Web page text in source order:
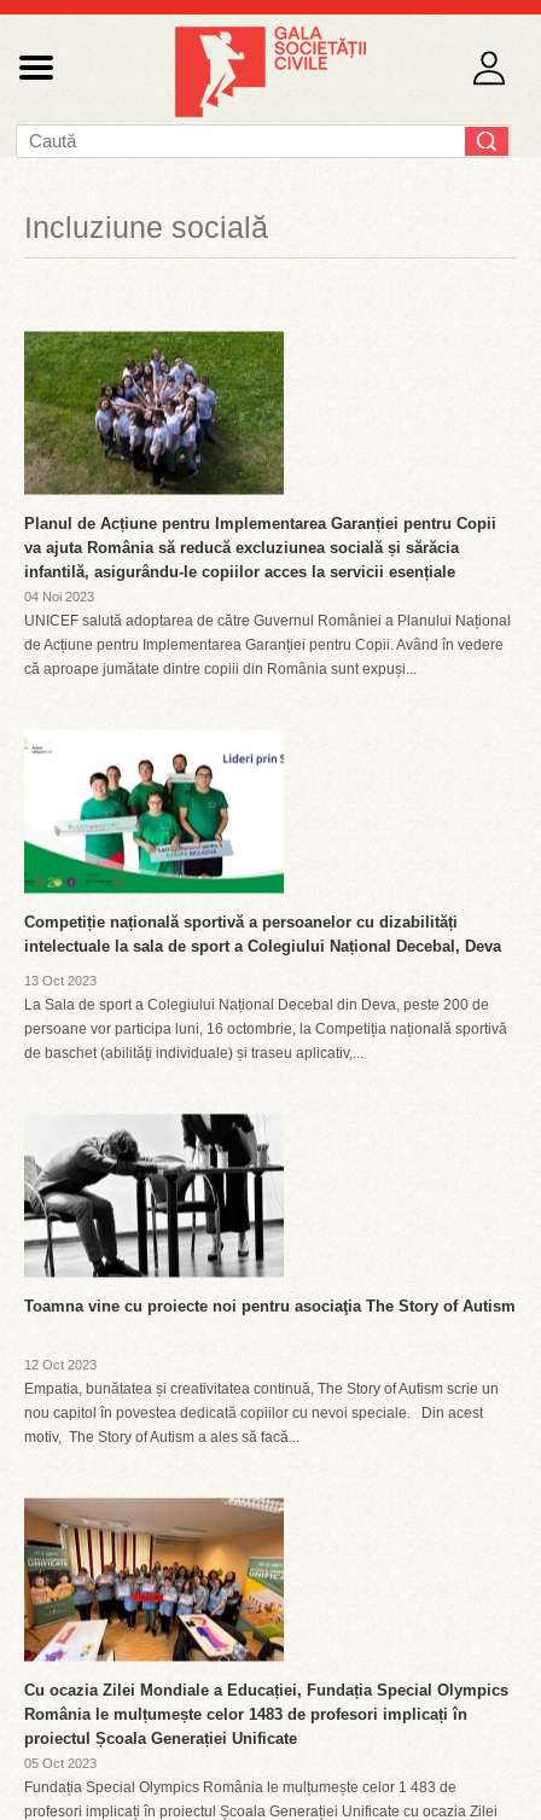
Incluziune socială
Planul de Acțiune pentru Implementarea Garanției pentru Copii
va ajuta România să reducă excluziunea socială și sărăcia
infantilă, asigurându-le copiilor acces la servicii esențiale
04 Noi 2023
UNICEF salută adoptarea de către Guvernul României a Planului Național
de Acțiune pentru Implementarea Garanției pentru Copii. Având în vedere
că aproape jumătate dintre copiii din România sunt expuși...
Competiție națională sportivă a persoanelor cu dizabilități
intelectuale la sala de sport a Colegiului Național Decebal, Deva
13 Oct 2023
La Sala de sport a Colegiului Național Decebal din Deva, peste 200 de
persoane vor participa luni, 16 octombrie, la Competiția națională sportivă
de baschet (abilități individuale) și traseu aplicativ,...
Toamna vine cu proiecte noi pentru asociaţia The Story of Autism
12 Oct 2023
Empatia, bunătatea și creativitatea continuă, The Story of Autism scrie un
nou capitol în povestea dedicată copiilor cu nevoi speciale. Din acest
motiv, The Story of Autism a ales să facă...
Cu ocazia Zilei Mondiale a Educației, Fundația Special Olympics
România le mulțumește celor 1483 de profesori implicați în
proiectul Școala Generației Unificate
05 Oct 2023
Fundația Special Olympics România le mulțumește celor 1 483 de
profesori implicați în proiectul Școala Generației Unificate cu ocazia Zilei